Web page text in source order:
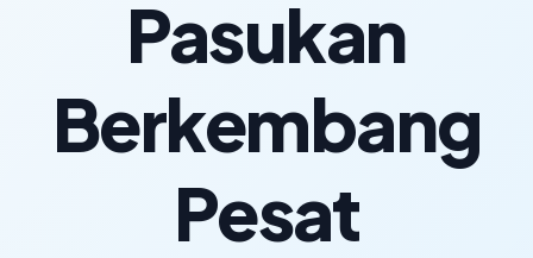
Pasukan
Berkembang
Pesat